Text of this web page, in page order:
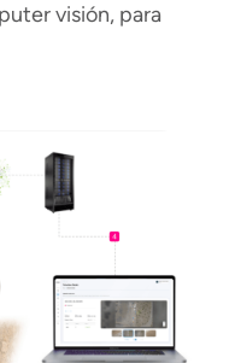
visión, para